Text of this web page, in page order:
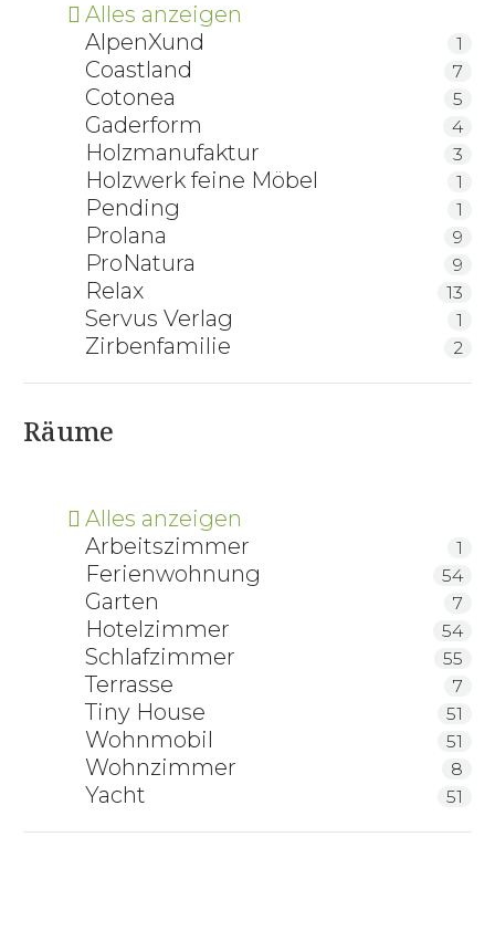
Alles anzeigen
AlpenXund
1
Coastland 7
Cotonea 5
Gaderform 4
Holzmanufaktur 3
Holzwerk feine Möbel 1
Pending 1
Prolana 9
ProNatura 9
Relax 13
Servus Verlag 1
Zirbenfamilie 2
Räume
Alles anzeigen
Arbeitszimmer
1
Ferienwohnung 54
Garten 7
Hotelzimmer 54
Schlafzimmer 55
Terrasse 7
Tiny House 51
Wohnmobil 51
Wohnzimmer 8
Yacht 51